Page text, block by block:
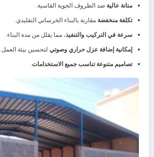
متانة عالية ضد الظروف الجوية القاسية.
تكلفة منخفضة مقارنة بالبناء الخرساني التقليدي.
سرعة في التركيب والتنفيذ، مما يقلل من مدة البناء.
إمكانية إضافة عزل حراري وصوتي لتحسين بيئة العمل.
تصاميم متنوعة تناسب جميع الاستخدامات.